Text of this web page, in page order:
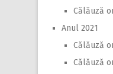
Călăuză
Anul 2021
Călăuză
Călăuză